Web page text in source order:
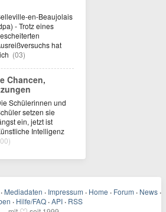
en-Beaujolais
- Trotz eines
hat
(03)
Chancen,
Schülerinnen und
setzen sie
ein, jetzt ist
Intelligenz
· Mediadaten · Impressum · Home · Forum · News ·
· Hilfe/FAQ · API · RSS